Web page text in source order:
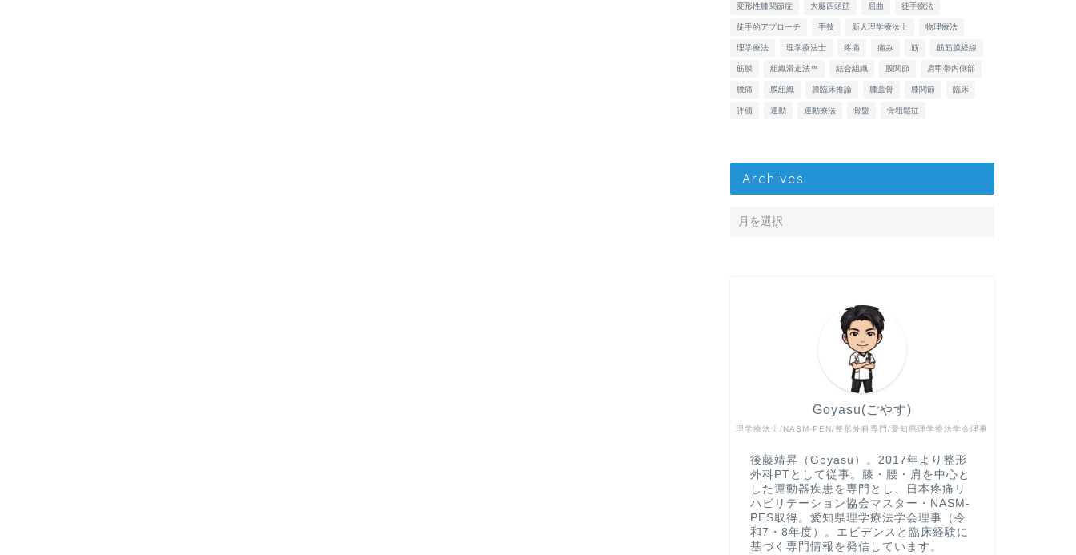
変形性膝関節症 大腿四頭筋 屈曲 徒手療法
徒手的アプローチ 手技 新人理学療法士 物理療法
理学療法 理学療法士 疼痛 痛み 筋 筋筋膜経線
筋膜 組織滑走法™ 結合組織 股関節 肩甲帯内側部
腰痛 膜組織 膝臨床推論 膝蓋骨 膝関節 臨床
評価 運動 運動療法 骨盤 骨粗鬆症
Archives
理学療法士/NASM-PEN/整形外科専門/愛知県理学療法学会理事
Goyasu(ごやす)
後藤靖昇（Goyasu）。2017年より整形
外科PTとして従事。膝・腰・肩を中心と
した運動器疾患を専門とし、日本疼痛リ
ハビリテーション協会マスター・NASM-
PES取得。愛知県理学療法学会理事（令
和7・8年度）。エビデンスと臨床経験に
基づく専門情報を発信しています。